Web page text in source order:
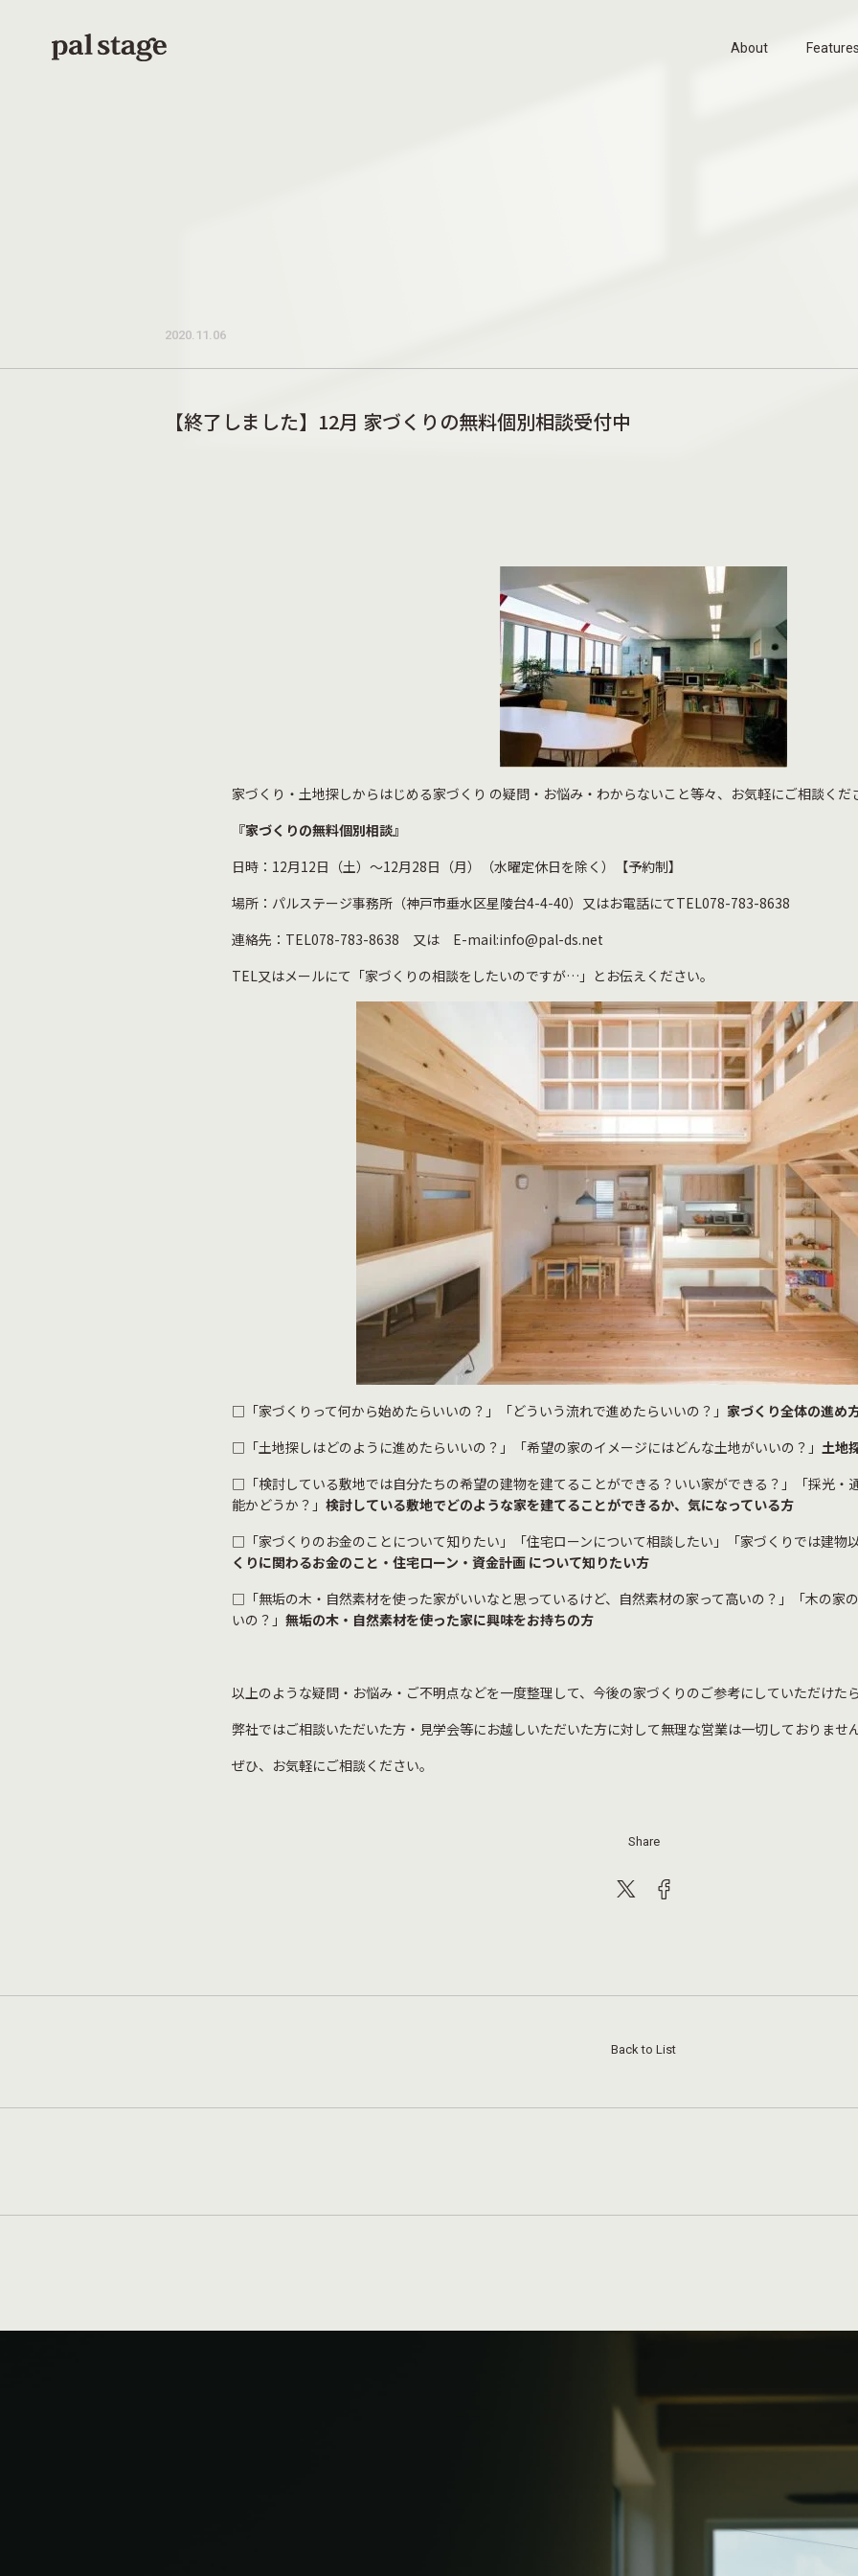
2020.11.06
【終了しました】12月 家づくりの無料個別相談受付中
家づくり・土地探しからはじめる家づくり の疑問・お悩み・わからないこと等々、お気軽にご相談くだ
『家づくりの無料個別相談』
日時：12月12日（土）～12月28日（月）（水曜定休日を除く）【予約制】
場所：パルステージ事務所（神戸市垂水区星陵台4-4-40）又はお電話にてTEL078-783-8638
連絡先：TEL078-783-8638 又は E-mail:info@pal-ds.net
TEL又はメールにて「家づくりの相談をしたいのですが…」とお伝えください。
□「家づくりって何から始めたらいいの？」「どういう流れで進めたらいいの？」 家づくり全体の進め
□「土地探しはどのように進めたらいいの？」「希望の家のイメージにはどんな土地がいいの？」 土地
□「検討している敷地では自分たちの希望の建物を建てることができる？いい家ができる？」「採光・
能かどうか？」 検討している敷地でどのような家を建てることができるか、気になっている方
□「家づくりのお金のことについて知りたい」「住宅ローンについて相談したい」「家づくりでは建物
くりに関わるお金のこと・住宅ローン・資金計画 について知りたい方
□「無垢の木・自然素材を使った家がいいなと思っているけど、自然素材の家って高いの？」「木の家
いの？」 無垢の木・自然素材を使った家に興味をお持ちの方
以上のような疑問・お悩み・ご不明点などを一度整理して、今後の家づくりのご参考にしていただけた
弊社ではご相談いただいた方・見学会等にお越しいただいた方に対して無理な営業は一切しておりませ
ぜひ、お気軽にご相談ください。
Share
Back to List